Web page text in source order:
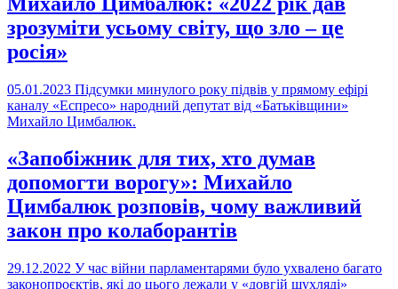
зрозуміти усьому світу, що зло – це
росія»
05.01.2023 Підсумки минулого року підвів у прямому ефірі
каналу «Еспресо» народний депутат від «Батьківщини»
Михайло Цимбалюк.
«Запобіжник для тих, хто думав
допомогти ворогу»: Михайло
Цимбалюк розповів, чому важливий
закон про колаборантів
29.12.2022 У час війни парламентарями було ухвалено багато
законопроєктів, які до цього лежали у «довгій шухляді»